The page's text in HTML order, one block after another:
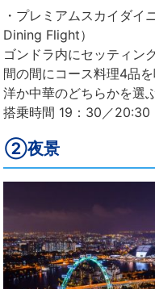
・プレミアムスカイダ
Dining Flight）
ゴンドラ内にセッティン
間の間にコース料理4品
洋か中華のどちらかを選
搭乗時間 19：30／20:30
②夜景